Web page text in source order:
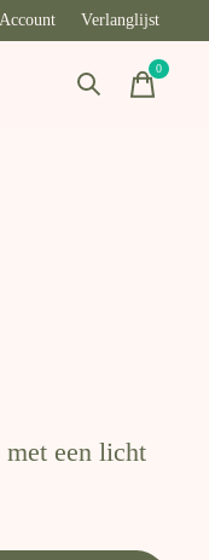
Account Verlanglijst
0items
een licht